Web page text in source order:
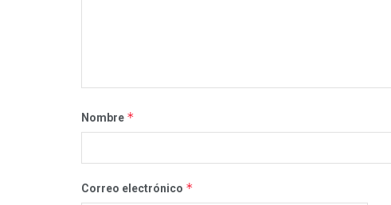
Nombre *
Correo electrónico *